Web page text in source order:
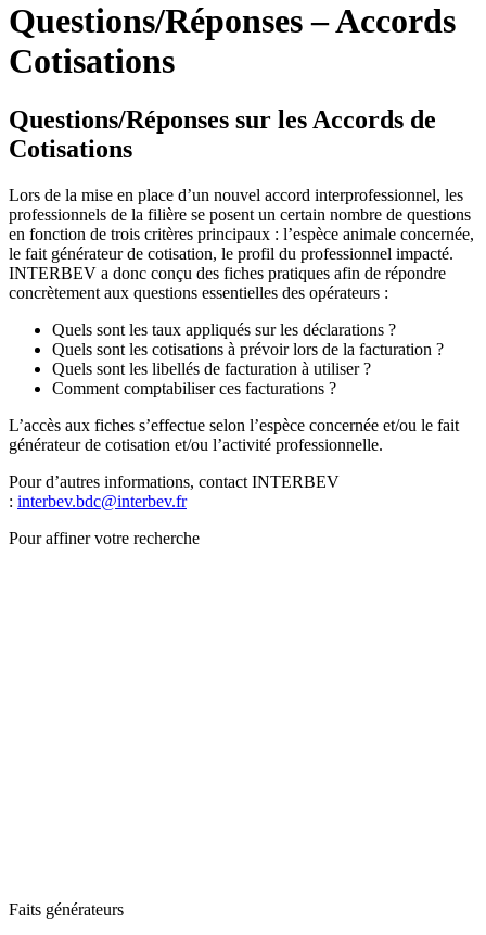
Questions/Réponses – Accords
Cotisations
Questions/Réponses sur les Accords de
Cotisations
Lors de la mise en place d’un nouvel accord interprofessionnel, les
professionnels de la filière se posent un certain nombre de questions
en fonction de trois critères principaux : l’espèce animale concernée,
le fait générateur de cotisation, le profil du professionnel impacté.
INTERBEV a donc conçu des fiches pratiques afin de répondre
concrètement aux questions essentielles des opérateurs :
Quels sont les taux appliqués sur les déclarations ?
Quels sont les cotisations à prévoir lors de la facturation ?
Quels sont les libellés de facturation à utiliser ?
Comment comptabiliser ces facturations ?
L’accès aux fiches s’effectue selon l’espèce concernée et/ou le fait
générateur de cotisation et/ou l’activité professionnelle.
Pour d’autres informations, contact INTERBEV
: interbev.bdc@interbev.fr
Pour affiner votre recherche
Faits générateurs